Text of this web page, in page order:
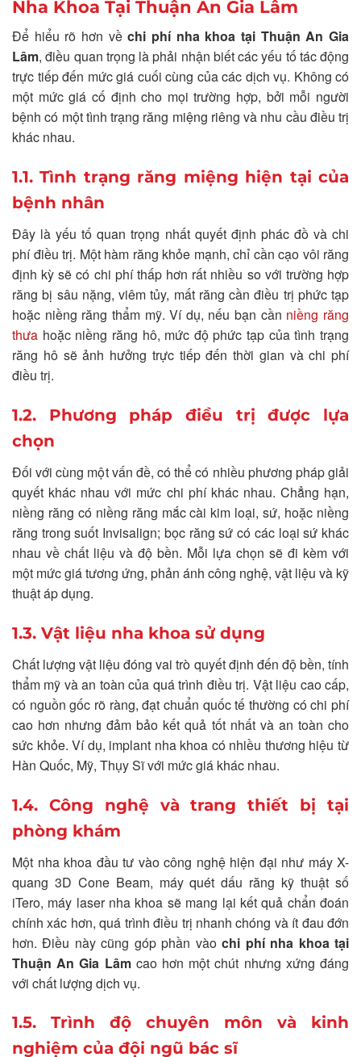
Nha Khoa Tại Thuận An Gia Lâm
Để hiểu rõ hơn vềchi phí nha khoa tại Thuận An Gia
Lâm, điều quan trọng là phải nhận biết các yếu tố tác động
trực tiếp đến mức giá cuối cùng của các dịch vụ. Không có
một mức giá cố định cho mọi trường hợp, bởi mỗi người
bệnh có một tình trạng răng miệng riêng và nhu cầu điều trị
khác nhau.
1.1. Tình trạng răng miệng hiện tại của
bệnh nhân
Đây là yếu tố quan trọng nhất quyết định phác đồ và chi
phí điều trị. Một hàm răng khỏe mạnh, chỉ cần cạo vôi răng
định kỳ sẽ có chi phí thấp hơn rất nhiều so với trường hợp
răng bị sâu nặng, viêm tủy, mất răng cần điều trị phức tạp
hoặc niềng răng thẩm mỹ. Ví dụ, nếu bạn cần niềng răng
thưa hoặc niềng răng hô, mức độ phức tạp của tình trạng
răng hô sẽ ảnh hưởng trực tiếp đến thời gian và chi phí
điều trị.
1.2. Phương pháp điều trị được lựa
chọn
Đối với cùng một vấn đề, có thể có nhiều phương pháp giải
quyết khác nhau với mức chi phí khác nhau. Chẳng hạn,
niềng răng có niềng răng mắc cài kim loại, sứ, hoặc niềng
răng trong suốt Invisalign; bọc răng sứ có các loại sứ khác
nhau về chất liệu và độ bền. Mỗi lựa chọn sẽ đi kèm với
một mức giá tương ứng, phản ánh công nghệ, vật liệu và kỹ
thuật áp dụng.
1.3. Vật liệu nha khoa sử dụng
Chất lượng vật liệu đóng vai trò quyết định đến độ bền, tính
thẩm mỹ và an toàn của quá trình điều trị. Vật liệu cao cấp,
có nguồn gốc rõ ràng, đạt chuẩn quốc tế thường có chi phí
cao hơn nhưng đảm bảo kết quả tốt nhất và an toàn cho
sức khỏe. Ví dụ, implant nha khoa có nhiều thương hiệu từ
Hàn Quốc, Mỹ, Thụy Sĩ với mức giá khác nhau.
1.4. Công nghệ và trang thiết bị tại
phòng khám
Một nha khoa đầu tư vào công nghệ hiện đại như máy X-
quang 3D Cone Beam, máy quét dấu răng kỹ thuật số
iTero, máy laser nha khoa sẽ mang lại kết quả chẩn đoán
chính xác hơn, quá trình điều trị nhanh chóng và ít đau đớn
hơn. Điều này cũng góp phần vàochi phí nha khoa tại
Thuận An Gia Lâmcao hơn một chút nhưng xứng đáng
với chất lượng dịch vụ.
1.5. Trình độ chuyên môn và kinh
nghiệm của đội ngũ bác sĩ